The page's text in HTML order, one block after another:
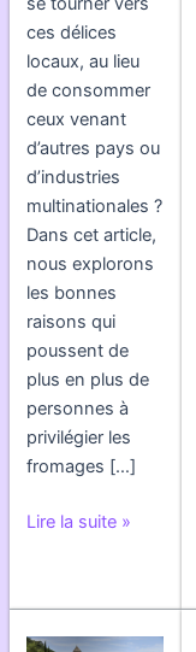
ces délices
locaux, au lieu
de consommer
ceux venant
d’autres pays ou
d’industries
multinationales ?
Dans cet article,
nous explorons
les bonnes
raisons qui
poussent de
plus en plus de
personnes à
privilégier les
fromages […]
Les
choisir
des
Lire la suite »